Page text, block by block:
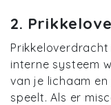
2.
interne systeem
van je lichaam
speelt. Als er